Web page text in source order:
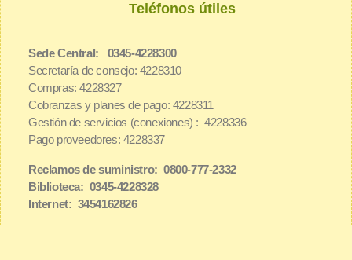
Teléfonos útiles
Sede Central: 0345-4228300
Secretaría de consejo: 4228310
Compras: 4228327
Cobranzas y planes de pago: 4228311
Gestión de servicios (conexiones) : 4228336
Pago proveedores: 4228337
Reclamos de suministro: 0800-777-2332
Biblioteca: 0345-4228328
Internet: 3454162826